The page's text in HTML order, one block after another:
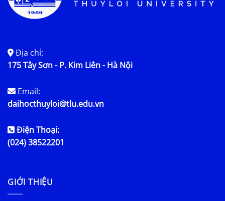
Địa chỉ:
175 Tây Sơn - P. Kim Liên - Hà Nội
Email:
daihocthuyloi@tlu.edu.vn
Điện Thoại:
(024) 38522201
GIỚI THIỆU